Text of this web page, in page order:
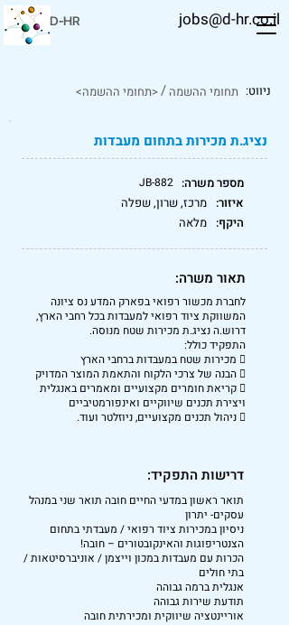
D-HR jobs@d-hr.co.il
ניווט: /<תחומי ההשמה> תחומי ההשמה
נציג.ת מכירות בתחום מעבדות
JB-882 מספר משרה:
איזור: מרכז, שרון, שפלה
היקף: מלאה
תאור משרה:
לחברת מכשור רפואי בפארק המדע נס ציונה
המשווקת ציוד רפואי למעבדות בכל רחבי הארץ,
דרוש.ה נציג.ת מכירות שטח מנוסה.
התפקיד כולל:
 מכירות שטח במעבדות ברחבי הארץ
 הבנה של צרכי הלקוח והתאמת המוצר המדויק
 קריאת חומרים מקצועיים ומאמרים באנגלית
ויצירת תכנים שיווקיים ואינפורמטיביים
 ניהול תכנים מקצועיים, ניוזלטר ועוד.
דרישות התפקיד:
תואר ראשון במדעי החיים חובה תואר שני במנהל
עסקים- יתרון
ניסיון במכירות ציוד רפואי / מעבדתי בתחום
הצנטריפוגות והאינקובטורים – חובה!
הכרות עם מעבדות במכון וייצמן / אוניברסיטאות /
בתי חולים
אנגלית ברמה גבוהה
תודעת שירות גבוהה
אוריינטציה שיווקית ומכירתית חובה